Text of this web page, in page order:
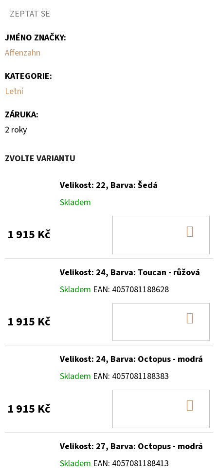
ZEPTAT SE
JMÉNO ZNAČKY:
Affenzahn
KATEGORIE:
Letní
ZÁRUKA:
2 roky
ZVOLTE VARIANTU
Velikost: 22, Barva: Šedá
Skladem
1 915 Kč
Velikost: 24, Barva: Toucan - růžová
Skladem EAN: 4057081188628
1 915 Kč
Velikost: 24, Barva: Octopus - modrá
Skladem EAN: 4057081188383
1 915 Kč
Velikost: 27, Barva: Octopus - modrá
Skladem EAN: 4057081188413